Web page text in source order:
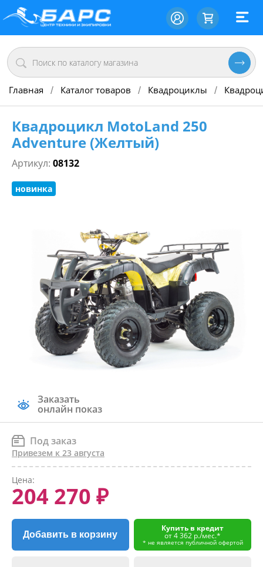
Главная / Каталог товаров / Квадроциклы /
Квадроцикл MotoLand 250
Adventure (Желтый)
Артикул: 08132
новинка
Заказать
онлайн показ
Под заказ
Привезем к 23 августа
Цена:
204 270 ₽
Добавить в корзину
Купить в кредит
от 4 362 р./мес.*
* не является публичной офертой